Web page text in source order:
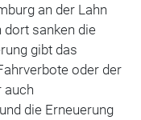
an der Lahn
dort sanken die
gibt das
oder der
auch
die Erneuerung